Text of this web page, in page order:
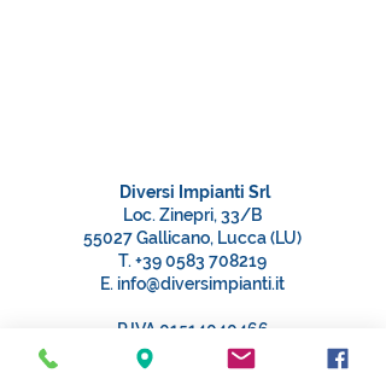
Diversi Impianti Srl
Loc. Zinepri, 33/B
55027 Gallicano, Lucca (LU)
T. +39 0583 708219
E. info@diversimpianti.it
P.IVA 01514040466